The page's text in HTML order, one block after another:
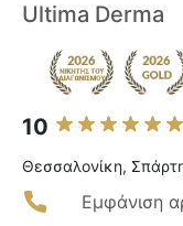
Ultima Derma
10
Θεσσαλονίκη,
Εμφάνιση